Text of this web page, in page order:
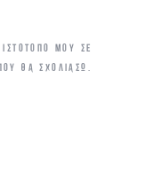
ΜΟΥ ΣΕ
ΘΑ ΣΧΟΛΙΆΣΩ.